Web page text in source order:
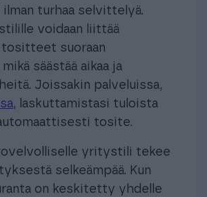
turhaa selvittelyä.
voidaan liittää
suoraan
säästää aikaa ja
Joissakin palveluissa,
, laskuttamistasi tuloista
tosite.
yritystili tekee
selkeämpää. Kun
on keskitetty yhdelle